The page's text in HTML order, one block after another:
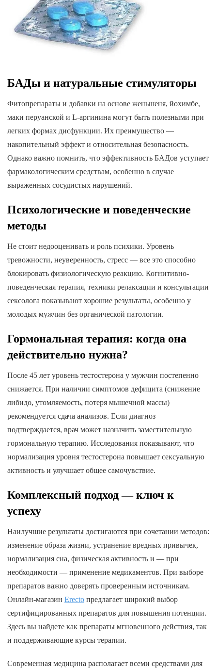
БАДы и натуральные стимуляторы
Фитопрепараты и добавки на основе женьшеня, йохимбе,
маки перуанской и L-аргинина могут быть полезными при
легких формах дисфункции. Их преимущество —
накопительный эффект и относительная безопасность.
Однако важно помнить, что эффективность БАДов уступает
фармакологическим средствам, особенно в случае
выраженных сосудистых нарушений.
Психологические и поведенческие
методы
Не стоит недооценивать и роль психики. Уровень
тревожности, неуверенность, стресс — все это способно
блокировать физиологическую реакцию. Когнитивно-
поведенческая терапия, техники релаксации и консультации
сексолога показывают хорошие результаты, особенно у
молодых мужчин без органической патологии.
Гормональная терапия: когда она
действительно нужна?
После 45 лет уровень тестостерона у мужчин постепенно
снижается. При наличии симптомов дефицита (снижение
либидо, утомляемость, потеря мышечной массы)
рекомендуется сдача анализов. Если диагноз
подтверждается, врач может назначить заместительную
гормональную терапию. Исследования показывают, что
нормализация уровня тестостерона повышает сексуальную
активность и улучшает общее самочувствие.
Комплексный подход — ключ к
успеху
Наилучшие результаты достигаются при сочетании методов:
изменение образа жизни, устранение вредных привычек,
нормализация сна, физическая активность и — при
необходимости — применение медикаментов. При выборе
препаратов важно доверять проверенным источникам.
Онлайн-магазин Erecto предлагает широкий выбор
сертифицированных препаратов для повышения потенции.
Здесь вы найдете как препараты мгновенного действия, так
и поддерживающие курсы терапии.
Современная медицина располагает всеми средствами для